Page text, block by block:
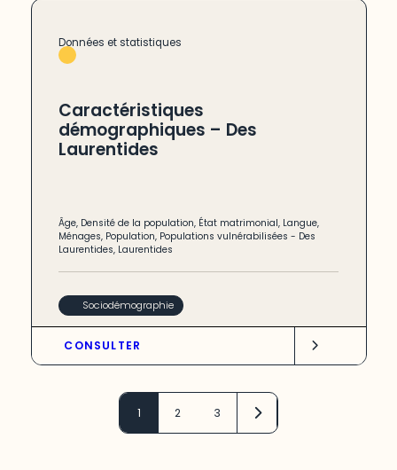
Données et statistiques
Caractéristiques
démographiques – Des
Laurentides
Âge, Densité de la population, État matrimonial, Langue,
Ménages, Population, Populations vulnérabilisées - Des
Laurentides, Laurentides
Sociodémographie
CONSULTER
1 2 3